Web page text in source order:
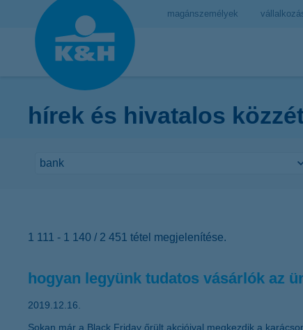
magánszemélyek
hírek és hivatalos
1 111 - 1 140 / 2 451 tétel megjelenítése.
hogyan legyünk tudatos vásárlók az
2019.12.16.
Sokan már a Black Friday őrült akcióival megkezdik a